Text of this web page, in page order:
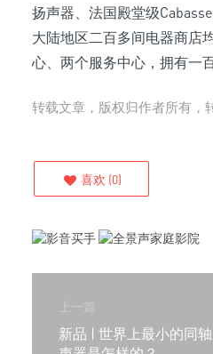
扬声器、法国殿堂级
大陆地区二百多间电器商店
心、两个服务中心，拥有一
转载文章，版权归作者所有，
喜欢 (0)
上一篇
新品 | 世界上最小的同